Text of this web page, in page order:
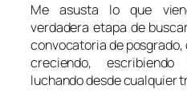
Me asusta lo que
verdadera etapa de
convocatoria de posgrado,
creciendo,
luchando desde cualquier